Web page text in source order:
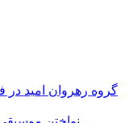
گروه رهروان امید